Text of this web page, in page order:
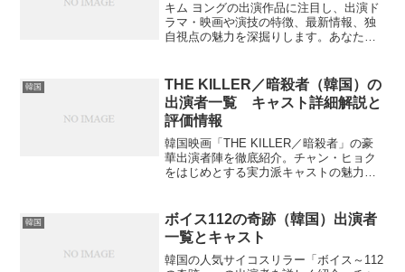
キム ヨングの出演作品に注目し、出演ド
ラマ・映画や演技の特徴、最新情報、独
自視点の魅力を深掘りします。あなたは
韓国
THE KILLER／暗殺者（韓国）の
出演者一覧 キャスト詳細解説と
評価情報
韓国映画「THE KILLER／暗殺者」の豪
華出演者陣を徹底紹介。チャン・ヒョク
をはじめとする実力派キャストの魅力と
韓国
ボイス112の奇跡（韓国）出演者
一覧とキャスト
韓国の人気サイコスリラー「ボイス～112